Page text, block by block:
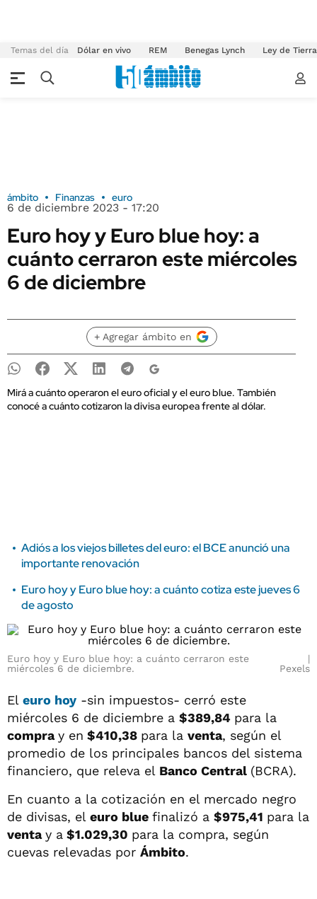
Temas del día Dólar en vivo REM Benegas Lynch Ley de
ámbito Finanzas euro
6 de diciembre 2023 - 17:20
Euro hoy y Euro blue hoy: a
cuánto cerraron este miércoles
6 de diciembre
+ Agregar ámbito en
Mirá a cuánto operaron el euro oficial y el euro blue. También
conocé a cuánto cotizaron la divisa europea frente al dólar.
Adiós a los viejos billetes del euro: el BCE anunció una
importante renovación
Euro hoy y Euro blue hoy: a cuánto cotiza este jueves 6
de agosto
Euro hoy y Euro blue hoy: a cuánto cerraron este
miércoles 6 de diciembre.
Pexels
El euro hoy -sin impuestos- cerró este
miércoles 6 de diciembre a $389,84 para la
compray en $410,38 para la venta, según el
promedio de los principales bancos del sistema
financiero, que releva el Banco Central (BCRA).
En cuanto a la cotización en el mercado negro
de divisas, el euro blue finalizó a $975,41 para la
ventay a $1.029,30 para la compra, según
cuevas relevadas por Ámbito.